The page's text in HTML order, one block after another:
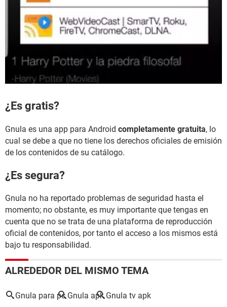
¿Es gratis?
Gnula es una app para Android completamente gratuita, lo
cual se debe a que no tiene los derechos oficiales de emisión
de los contenidos de su catálogo.
¿Es segura?
Gnula no ha reportado problemas de seguridad hasta el
momento; no obstante, es muy importante que tengas en
cuenta que no se trata de una plataforma de reproducción
oficial de contenidos, por tanto el acceso a los mismos está
bajo tu responsabilidad.
ALREDEDOR DEL MISMO TEMA
Gnula para pc Gnula apk Gnula tv apk